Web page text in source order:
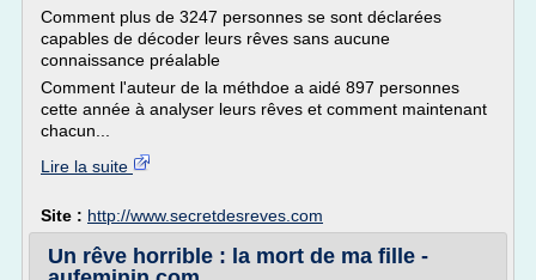
Comment plus de 3247 personnes se sont déclarées
capables de décoder leurs rêves sans aucune
connaissance préalable
Comment l'auteur de la méthdoe a aidé 897 personnes
cette année à analyser leurs rêves et comment maintenant
chacun...
Lire la suite
Site : http://www.secretdesreves.com
Un rêve horrible : la mort de ma fille -